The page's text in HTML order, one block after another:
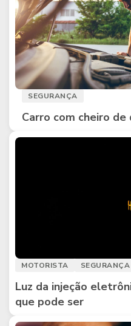
SEGURANÇA
Carro com cheiro
MOTORISTA SEGURANÇA
Luz da injeção
que pode ser